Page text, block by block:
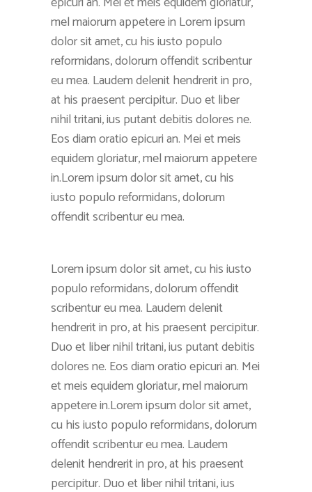
mel maiorum appetere in Lorem ipsum
dolor sit amet, cu his iusto populo
reformidans, dolorum offendit scribentur
eu mea. Laudem delenit hendrerit in pro,
at his praesent percipitur. Duo et liber
nihil tritani, ius putant debitis dolores ne.
Eos diam oratio epicuri an. Mei et meis
equidem gloriatur, mel maiorum appetere
in.Lorem ipsum dolor sit amet, cu his
iusto populo reformidans, dolorum
offendit scribentur eu mea.
Lorem ipsum dolor sit amet, cu his iusto
populo reformidans, dolorum offendit
scribentur eu mea. Laudem delenit
hendrerit in pro, at his praesent percipitur.
Duo et liber nihil tritani, ius putant debitis
dolores ne. Eos diam oratio epicuri an. Mei
et meis equidem gloriatur, mel maiorum
appetere in.Lorem ipsum dolor sit amet,
cu his iusto populo reformidans, dolorum
offendit scribentur eu mea. Laudem
delenit hendrerit in pro, at his praesent
percipitur. Duo et liber nihil tritani, ius